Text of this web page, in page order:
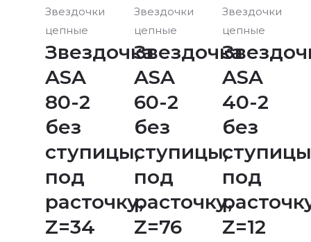
Звездочки
цепные
Звездочка
ASA
80-2
без
ступицы,
под
расточку,
Z=34
Звездочки
цепные
Звездочка
ASA
60-2
без
ступицы,
под
расточку,
Z=76
Звездочки
цепные
ASA
40-2
без
под
Z=12